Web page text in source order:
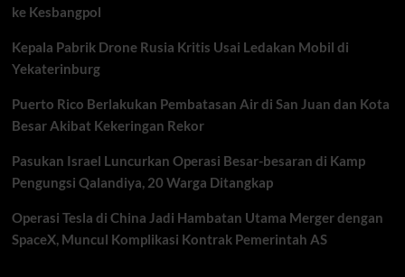
ke Kesbangpol
Kepala Pabrik Drone Rusia Kritis Usai Ledakan Mobil di
Yekaterinburg
Puerto Rico Berlakukan Pembatasan Air di San Juan dan Kota
Besar Akibat Kekeringan Rekor
Pasukan Israel Luncurkan Operasi Besar-besaran di Kamp
Pengungsi Qalandiya, 20 Warga Ditangkap
Operasi Tesla di China Jadi Hambatan Utama Merger dengan
SpaceX, Muncul Komplikasi Kontrak Pemerintah AS